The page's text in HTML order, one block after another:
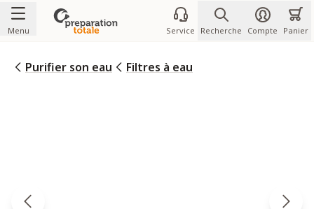
Allez au contenu
Menu Service Recherche Compte Panier
Purifier son eau Filtres à eau